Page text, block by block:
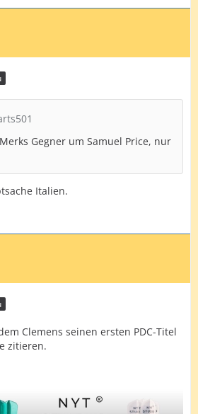
Gegner um Samuel Price, nur
Italien.
Clemens seinen ersten PDC-Titel
zitieren.